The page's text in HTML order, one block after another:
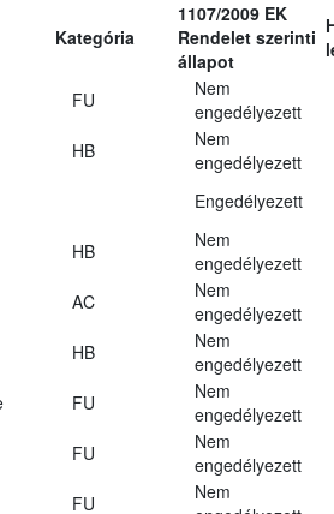
Kategória
1107/2009 EK
Rendelet szerinti
állapot
FU
Nem
engedélyezett
HB
Nem
engedélyezett
Engedélyezett
HB
Nem
engedélyezett
AC
Nem
engedélyezett
HB
Nem
engedélyezett
FU
Nem
engedélyezett
FU
Nem
engedélyezett
FU
Nem